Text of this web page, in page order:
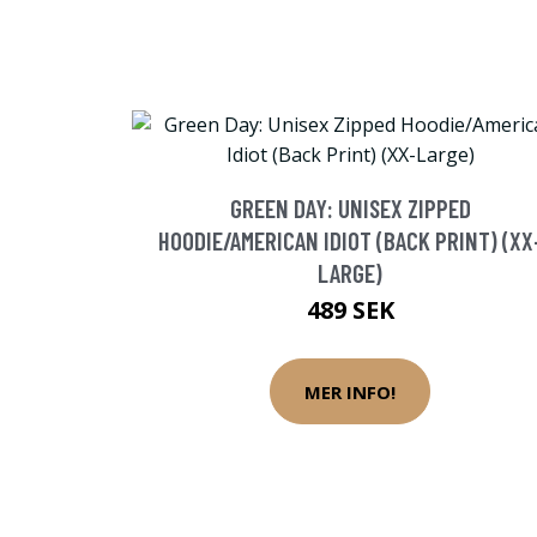
GREEN DAY: UNISEX ZIPPED
HOODIE/AMERICAN IDIOT (BACK PRINT)
LARGE)
489 SEK
MER INFO!